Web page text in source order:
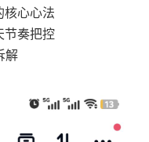
核心心法
节奏把控
解